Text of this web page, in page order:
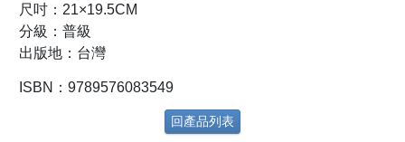
尺吋：21×19.5CM
分級：普級
出版地：台灣
ISBN：9789576083549
回產品列表